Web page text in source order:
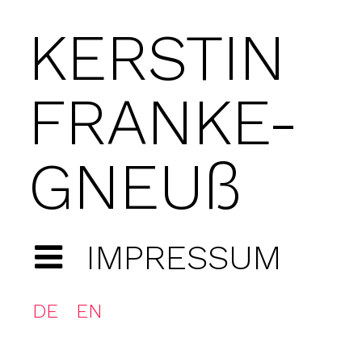
KERSTIN
FRANKE-
GNEUß
IMPRESSUM
DE EN